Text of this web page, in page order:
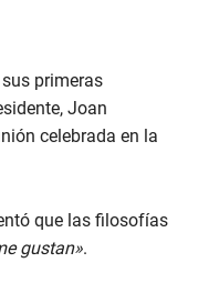
primeras
Joan
celebrada en la
que las filosofías
gustan».